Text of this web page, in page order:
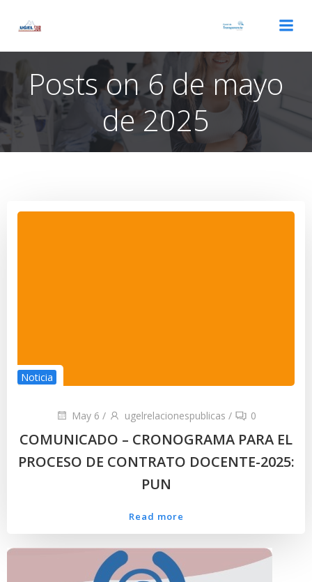
Posts on 6 de mayo
de 2025
Noticia
May 6 / ugelrelacionespublicas / 0
COMUNICADO – CRONOGRAMA PARA EL
PROCESO DE CONTRATO DOCENTE-2025:
PUN
Read more